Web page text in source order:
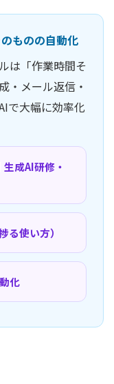
ものの自動化
は「作業時間そ
・メール返信・
で大幅に効率化
成AI研修・
使い方）
化